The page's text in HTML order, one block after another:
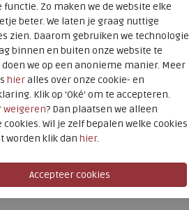
Zo maken we de website elke
beter. We laten je graag nuttige
zien. Daarom gebruiken we technologie
binnen en buiten onze website te
doen we op een anonieme manier. Meer
hieralles over onze cookie- en
Klik op 'Oké' om te accepteren.
weigeren? Dan plaatsen we alleen
Wil je zelf bepalen welke cookies
worden klik dan hier.